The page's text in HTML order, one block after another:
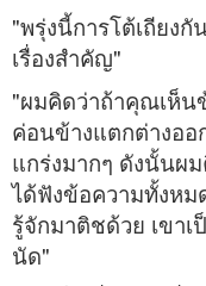
"พรุ่งนี้การโต้เถียง
เรื่องสำคัญ"
"ผมคิดว่าถ้าคุณเห็
ค่อนข้างแตกต่างอ
แกร่งมากๆ ดังนั้นผ
ได้ฟังข้อความทั้งหม
รู้จักมาติชด้วย เขา
นัด"